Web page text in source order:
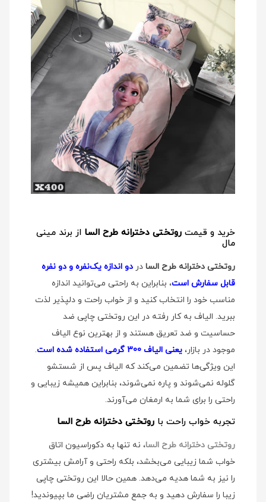
خرید و قیمت روتختی دخترانه طرح السا از برند مینی
مال
روتختی دخترانه طرح السا در دو اندازه یک‌نفره و دو نفره
قابل سفارش است، بنابراین به راحتی می‌توانید اندازه
مناسب خود را انتخاب کنید و از خواب راحت و دلپذیر لذت
ببرید. الیاف به کار رفته در این روتختی چاپی ضد
حساسیت و ضد تعریق هستند و از بهترین نوع الیاف
موجود در بازار، یعنی الیاف 300 گرمی استفاده شده است
.
این ویژگی‌ها تضمین می‌کند که الیاف پس از شستشو
گلوله نمی‌شوند و پاره نمی‌شوند، بنابراین همیشه زیبایی و
راحتی را برای شما به ارمغان می‌آورند.
تجربه خواب راحت با روتختی دخترانه طرح السا
روتختی دخترانه طرح السا، نه تنها به دکوراسیون اتاق
خواب شما زیبایی می‌بخشد، بلکه راحتی و آرامش بیشتری
را نیز به شما هدیه می‌دهد. همین حالا این روتختی چاپی
زیبا را سفارش دهید و به جمع مشتریان راضی ما بپیوندید!